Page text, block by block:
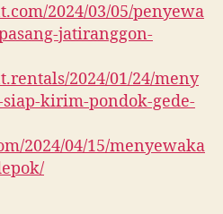
2024/03/05/penyewa
jatiranggon-
2024/01/24/meny
kirim-pondok-gede-
2024/04/15/menyewaka